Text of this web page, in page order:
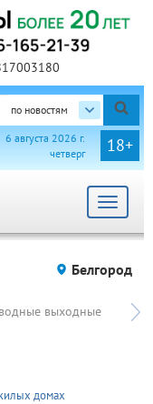
по новостям
18+
6 августа 2026 г.
четверг
Toggle
Белгород
выходные
домах